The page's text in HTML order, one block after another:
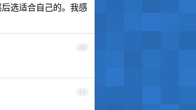
选适合自己的。我感
10
11